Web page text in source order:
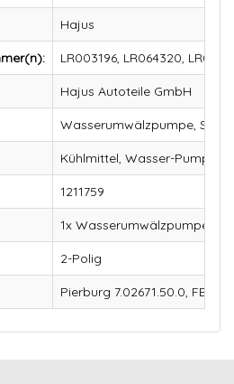
Hajus
LR003196, LR064320,
Hajus Autoteile GmbH
Wasserumwälzpumpe,
Kühlmittel, Wasser-Pumpe,
1211759
1x Wasserumwälzpumpe,
2-Polig
Pierburg 7.02671.50.0, FEBI